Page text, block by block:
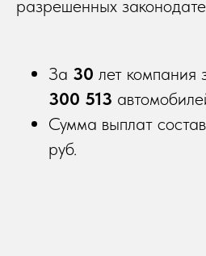
разрешенных
За 30 лет компания
300 513
Сумма выплат
руб.